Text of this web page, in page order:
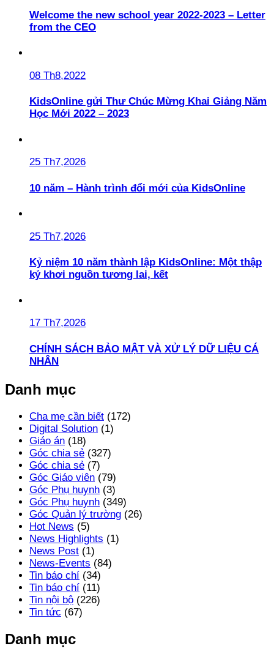
Welcome the new school year 2022-2023 – Letter
from the CEO
08 Th8,2022
KidsOnline gửi Thư Chúc Mừng Khai Giảng Năm
Học Mới 2022 – 2023
25 Th7,2026
10 năm – Hành trình đổi mới của KidsOnline
25 Th7,2026
Kỷ niệm 10 năm thành lập KidsOnline: Một thập
kỷ khơi nguồn tương lai, kết
17 Th7,2026
CHÍNH SÁCH BẢO MẬT VÀ XỬ LÝ DỮ LIỆU CÁ
NHÂN
Danh mục
Cha mẹ cần biết (172)
Digital Solution (1)
Giáo án (18)
Góc chia sẻ (327)
Góc chia sẻ (7)
Góc Giáo viên (79)
Góc Phụ huynh (3)
Góc Phụ huynh (349)
Góc Quản lý trường (26)
Hot News (5)
News Highlights (1)
News Post (1)
News-Events (84)
Tin báo chí (34)
Tin báo chí (11)
Tin nội bộ (226)
Tin tức (67)
Danh mục